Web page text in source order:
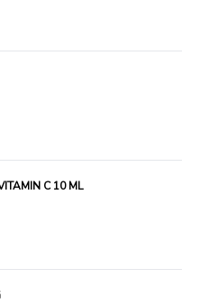
C 10 ML